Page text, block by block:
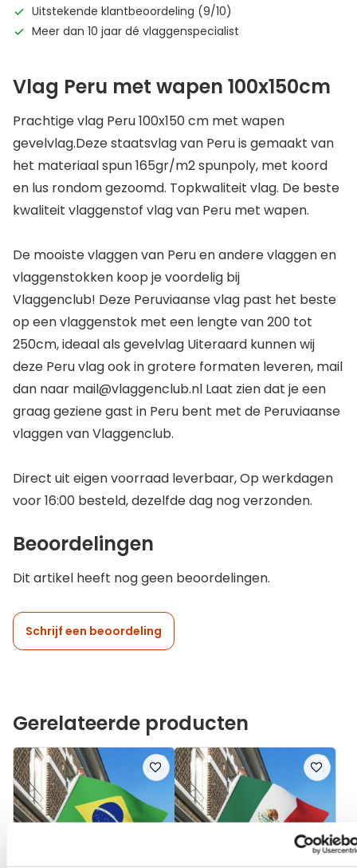
Uitstekende klantbeoordeling (9/10)
Meer dan 10 jaar dé vlaggenspecialist
Vlag Peru met wapen 100x150cm
Prachtige vlag Peru 100x150 cm met wapen
gevelvlag.Deze staatsvlag van Peru is gemaakt van
het materiaal spun 165gr/m2 spunpoly, met koord
en lus rondom gezoomd. Topkwaliteit vlag. De beste
kwaliteit vlaggenstof vlag van Peru met wapen.
De mooiste vlaggen van Peru en andere vlaggen en
vlaggenstokken koop je voordelig bij
Vlaggenclub! Deze Peruviaanse vlag past het beste
op een vlaggenstok met een lengte van 200 tot
250cm, ideaal als gevelvlag Uiteraard kunnen wij
deze Peru vlag ook in grotere formaten leveren, mail
dan naar mail@vlaggenclub.nl Laat zien dat je een
graag geziene gast in Peru bent met de Peruviaanse
vlaggen van Vlaggenclub.
Direct uit eigen voorraad leverbaar, Op werkdagen
voor 16:00 besteld, dezelfde dag nog verzonden.
Beoordelingen
Dit artikel heeft nog geen beoordelingen.
Schrijf een beoordeling
Gerelateerde producten
Voeg
toe
verlanglijst
Voeg
toe
aan